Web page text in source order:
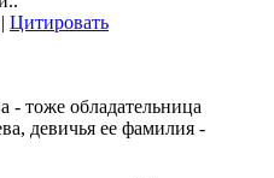
| Цитировать
тоже обладательница
девичья ее фамилия -